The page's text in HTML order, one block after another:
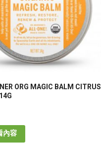
ORG MAGIC BALM CITRUS
內容